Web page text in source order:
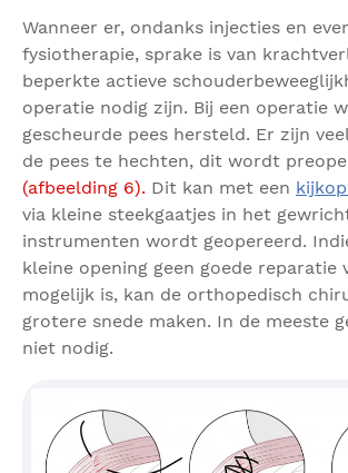
Wanneer er, ondanks injecties en
fysiotherapie, sprake is van
beperkte actieve
operatie nodig zijn. Bij een operatie
gescheurde pees hersteld. Er zijn
de pees te hechten, dit wordt
(afbeelding 6). Dit kan met een
via kleine steekgaatjes in het
instrumenten wordt geopereerd.
kleine opening geen goede reparatie
mogelijk is, kan de orthopedisch
grotere snede maken. In de meeste
niet nodig.